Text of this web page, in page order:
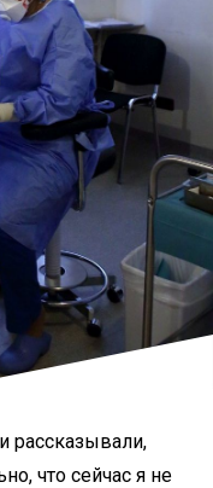
что сейчас я не